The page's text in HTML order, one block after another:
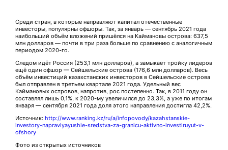
Среди стран, в которые направляют капитал отечественные
инвесторы, популярны офшоры. Так, за январь — сентябрь 2021 года
наибольший объём вложений пришёлся на Каймановы острова: 637,5
млн долларов — почти в три раза больше по сравнению с аналогичным
периодом 2020-го.
Следом идёт Россия (253,1 млн долларов), а замыкает тройку лидеров
ещё один офшор — Сейшельские острова (176,6 млн долларов). Весь
объём инвестиций казахстанских инвесторов в Сейшельские острова
был отправлен в третьем квартале 2021 года. Удельный вес
Каймановых островов, напротив, рос постепенно. Так, в 2011 году он
составлял лишь 0,1%, к 2020-му увеличился до 23,3%, а уже по итогам
января — сентября 2021 года доля этого направления достигла 42,2%.
Источник: http://www.ranking.kz/ru/a/infopovody/kazahstanskie-
investory-napravlyayushie-sredstva-za-granicu-aktivno-investiruyut-v-
ofshory
Фото из открытых источников